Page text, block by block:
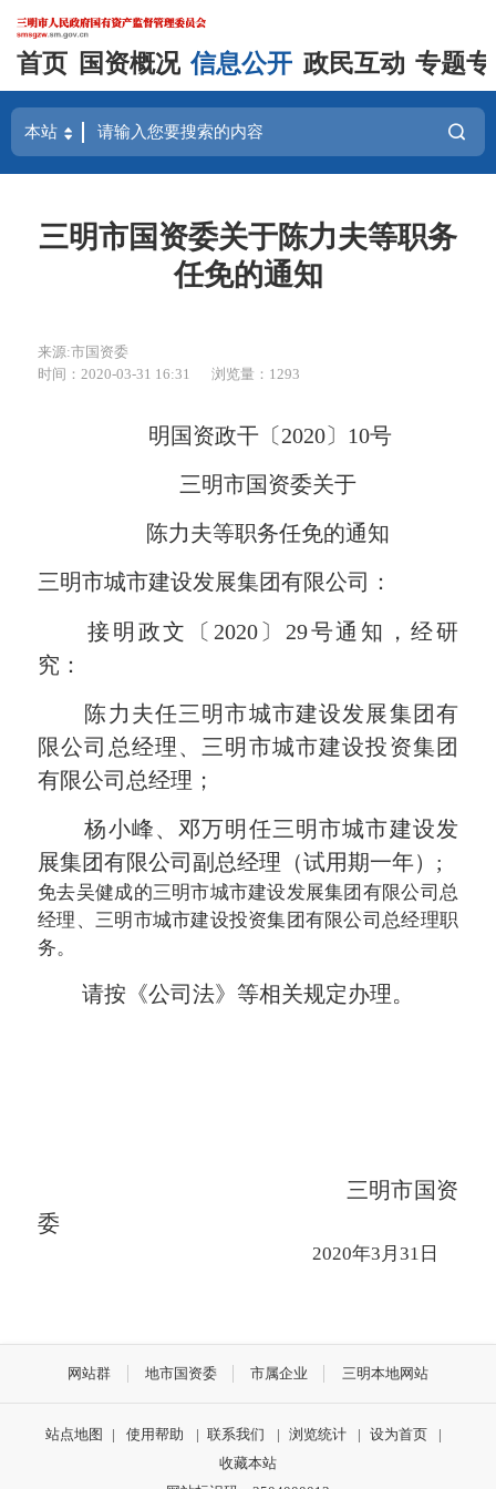
首页 国资概况 信息公开 政民互动 专题
三明市国资委关于陈力夫等职务
任免的通知
来源:市国资委
时间：2020-03-31 16:31
浏览量：1293
明国资政干〔2020〕10号
三明市国资委关于
陈力夫等职务任免的通知
三明市城市建设发展集团有限公司：
接明政文〔2020〕29号通知，经研
究：
陈力夫任三明市城市建设发展集团有
限公司总经理、三明市城市建设投资集团
有限公司总经理；
杨小峰、邓万明任三明市城市建设发
展集团有限公司副总经理（试用期一年）;
免去吴健成的三明市城市建设发展集团有限公司总
经理、三明市城市建设投资集团有限公司总经理职
务。
请按《公司法》等相关规定办理。
三明市国资
委
2020年3月31日
网站群 地市国资委 市属企业 三明本地网站
站点地图 | 使用帮助 | 联系我们 | 浏览统计 | 设为首页
|
收藏本站